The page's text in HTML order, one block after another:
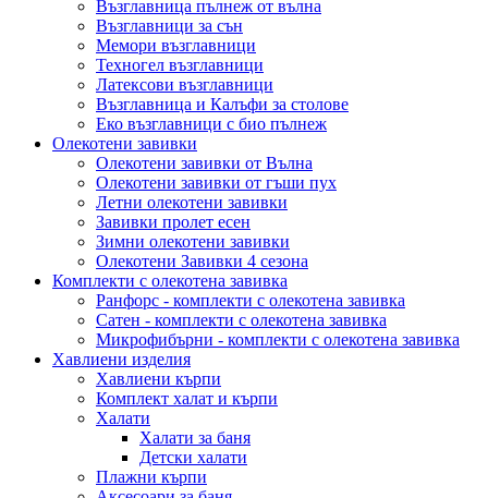
Възглавница пълнеж от вълна
Възглавници за сън
Мемори възглавници
Техногел възглавници
Латексови възглавници
Възглавница и Калъфи за столове
Еко възглавници с био пълнеж
Олекотени завивки
Олекотени завивки от Вълна
Олекотени завивки от гъши пух
Летни олекотени завивки
Завивки пролет есен
Зимни олекотени завивки
Олекотени Завивки 4 сезона
Комплекти с олекотена завивка
Ранфорс - комплекти с олекотена завивка
Сатен - комплекти с олекотена завивка
Микрофибърни - комплекти с олекотена завивка
Хавлиени изделия
Хавлиени кърпи
Комплект халат и кърпи
Халати
Халати за баня
Детски халати
Плажни кърпи